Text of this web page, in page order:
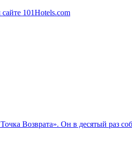
Возврата». Он в десятый раз